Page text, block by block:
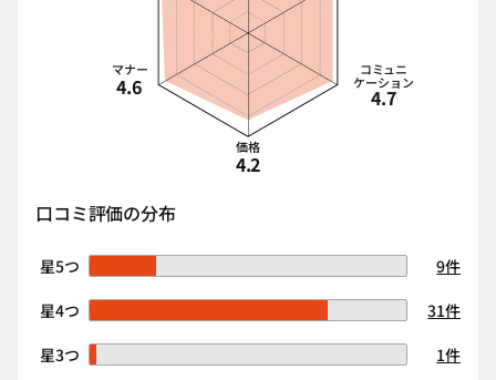
コミュニ
ケーション
4.7
価格
4.2
マナー
4.6
口コミ評価の分布
星5つ
9件
星4つ
31件
星3つ
1件